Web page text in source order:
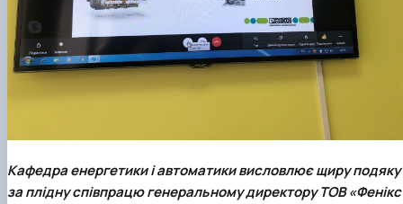
Кафедра енергетики і автоматики висловлює щиру подяку
за плідну співпрацю генеральному директору ТОВ «Фенікс